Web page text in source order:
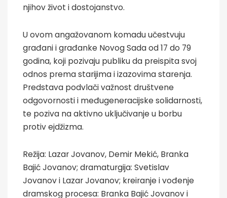
njihov život i dostojanstvo.
U ovom angažovanom komadu učestvuju
građani i građanke Novog Sada od 17 do 79
godina, koji pozivaju publiku da preispita svoj
odnos prema starijima i izazovima starenja.
Predstava podvlači važnost društvene
odgovornosti i međugeneracijske solidarnosti,
te poziva na aktivno uključivanje u borbu
protiv ejdžizma.
Režija: Lazar Jovanov, Demir Mekić, Branka
Bajić Jovanov; dramaturgija: Svetislav
Jovanov i Lazar Jovanov; kreiranje i vođenje
dramskog procesa: Branka Bajić Jovanov i